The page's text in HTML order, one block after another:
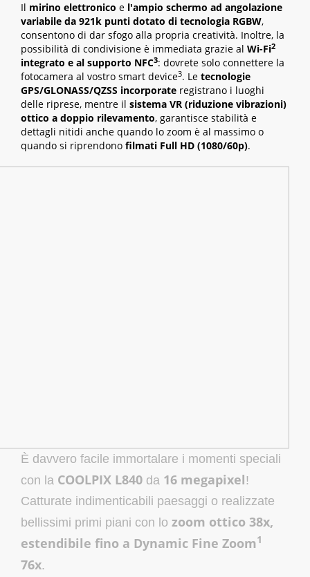
Il mirino elettronico e l'ampio schermo ad angolazione
variabile da 921k punti dotato di tecnologia RGBW,
consentono di dar sfogo alla propria creatività. Inoltre, la
possibilità di condivisione è immediata grazie al Wi-Fi2
integrato e al supporto NFC3: dovrete solo connettere la
fotocamera al vostro smart device3. Le tecnologie
GPS/GLONASS/QZSS incorporate registrano i luoghi
delle riprese, mentre il sistema VR (riduzione vibrazioni)
ottico a doppio rilevamento, garantisce stabilità e
dettagli nitidi anche quando lo zoom è al massimo o
quando si riprendono filmati Full HD (1080/60p).
È davvero facile immortalare i momenti speciali
con la COOLPIX L840 da 16 megapixel!
Catturate indimenticabili paesaggi o realizzate
bellissimi primi piani con lo zoom ottico 38x,
estendibile fino a Dynamic Fine Zoom1
76x.